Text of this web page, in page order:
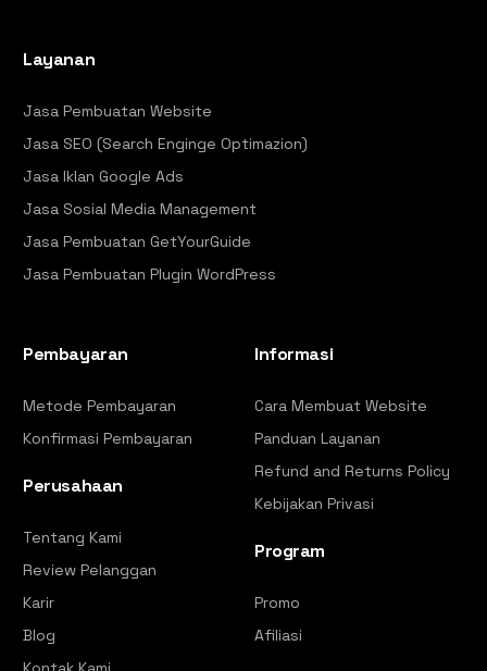
Layanan
Jasa Pembuatan Website
Jasa SEO (Search Enginge Optimazion)
Jasa Iklan Google Ads
Jasa Sosial Media Management
Jasa Pembuatan GetYourGuide
Jasa Pembuatan Plugin WordPress
Pembayaran
Metode Pembayaran
Konfirmasi Pembayaran
Perusahaan
Tentang Kami
Review Pelanggan
Karir
Blog
Informasi
Cara Membuat Website
Panduan Layanan
Refund and Returns Policy
Kebijakan Privasi
Program
Promo
Afiliasi